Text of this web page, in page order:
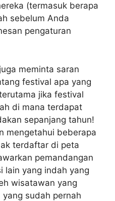
(termasuk berapa
sebelum Anda
pengaturan
meminta saran
festival apa yang
jika festival
di mana terdapat
sepanjang tahun!
mengetahui beberapa
terdaftar di peta
pemandangan
lain yang indah yang
wisatawan yang
sudah pernah